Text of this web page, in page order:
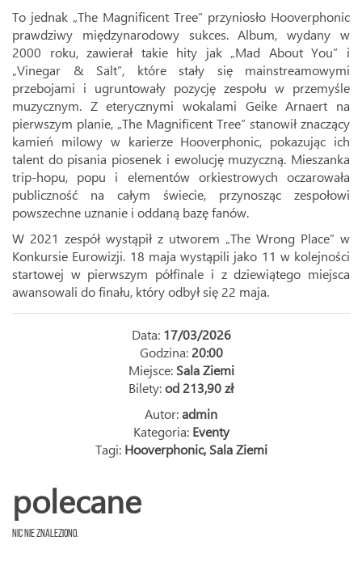
To jednak „The Magnificent Tree” przyniosło Hooverphonic
prawdziwy międzynarodowy sukces. Album, wydany w
2000 roku, zawierał takie hity jak „Mad About You” i
„Vinegar & Salt”, które stały się mainstreamowymi
przebojami i ugruntowały pozycję zespołu w przemyśle
muzycznym. Z eterycznymi wokalami Geike Arnaert na
pierwszym planie, „The Magnificent Tree” stanowił znaczący
kamień milowy w karierze Hooverphonic, pokazując ich
talent do pisania piosenek i ewolucję muzyczną. Mieszanka
trip-hopu, popu i elementów orkiestrowych oczarowała
publiczność na całym świecie, przynosząc zespołowi
powszechne uznanie i oddaną bazę fanów.
W 2021 zespół wystąpił z utworem „The Wrong Place” w
Konkursie Eurowizji. 18 maja wystąpili jako 11 w kolejności
startowej w pierwszym półfinale i z dziewiątego miejsca
awansowali do finału, który odbył się 22 maja.
Data: 17/03/2026
Godzina: 20:00
Miejsce: Sala Ziemi
Bilety:od 213,90 zł
Autor:admin
Kategoria: Eventy
Tagi: Hooverphonic, Sala Ziemi
polecane
Nic nie znaleziono.